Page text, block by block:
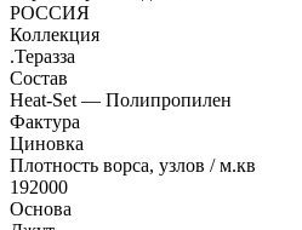
РОССИЯ
Коллекция
.Теразза
Состав
Heat-Set — Полипропилен
Фактура
Циновка
Плотность ворса, узлов / м.кв
192000
Основа